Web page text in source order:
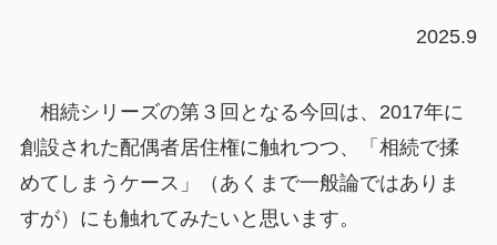
2025.9
相続シリーズの第３回となる今回は、2017年に
創設された配偶者居住権に触れつつ、「相続で揉
めてしまうケース」（あくまで一般論ではありま
すが）にも触れてみたいと思います。